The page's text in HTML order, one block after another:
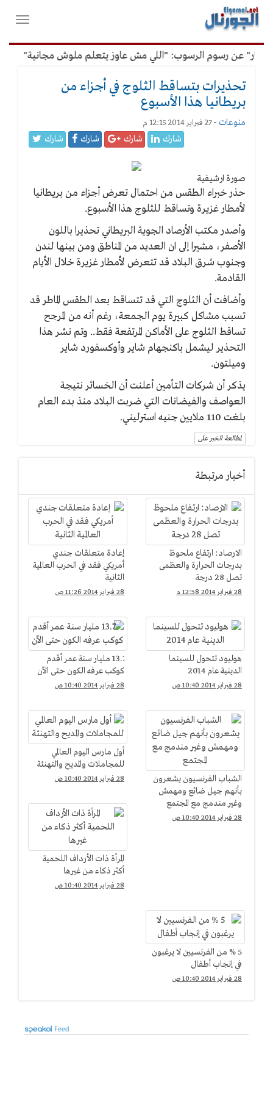
القائمة
الرئيسية
فتح
عن رسوم الرسوب: "اللي مش عاوز يتعلم ملوش مجانية"
تحذيرات بتساقط الثلوج في أجزاء من
بريطانيا هذا الأسبوع
منوعات -27 فبراير 2014 12:15 م
شارك شارك شارك شارك
صورة ارشيفية
حذر خبراء الطقس من احتمال تعرض أجزاء من بريطانيا
لأمطار غزيرة وتساقط للثلوج هذا الأسبوع.
وأصدر مكتب الأرصاد الجوية البريطاني تحذيرا باللون
الأصفر، مشيرا إلى ان العديد من المناطق ومن بينها لندن
وجنوب شرق البلاد قد تتعرض لأمطار غزيرة خلال الأيام
القادمة.
وأضافت أن الثلوج التي قد تتساقط بعد الطقس الماطر قد
تسبب مشاكل كبيرة يوم الجمعة، رغم أنه من المرجح
تساقط الثلوج على الأماكن المرتفعة فقط.. وتم نشر هذا
التحذير ليشمل باكنجهام شاير وأوكسفورد شاير
وميلتون.
يذكر أن شركات التأمين أعلنت أن الخسائر نتيجة
العواصف والفيضانات التي ضربت البلاد منذ بدء العام
بلغت 110 ملايين جنيه استرليني.
لمطالعة الخبر على
أخبار مرتبطة
الارصاد: ارتفاع ملحوظ
بدرجات الحرارة والعظمى
تصل 28 درجة
28 فبراير 2014 12:58 م
إعادة متعلقات جندي
أمريكي فقد في الحرب العالمية
الثانية
28 فبراير 2014 11:26 ص
هوليود تتحول للسينما
الدينية عام 2014
28 فبراير 2014 10:40 ص
13.7 مليار سنة عمر أقدم
كوكب عرفه الكون حتى الآن
28 فبراير 2014 10:40 ص
الشباب الفرنسيون يشعرون
بأنهم جيل ضائع ومهمش
وغير مندمج مع المجتمع
28 فبراير 2014 10:40 ص
أول مارس اليوم العالمي
للمجاملات والمديح والتهنئة
28 فبراير 2014 10:40 ص
المرأة ذات الأرداف اللحمية
أكثر ذكاء من غيرها
28 فبراير 2014 10:40 ص
5 % من الفرنسيين لا يرغبون
في إنجاب أطفال
28 فبراير 2014 10:40 ص